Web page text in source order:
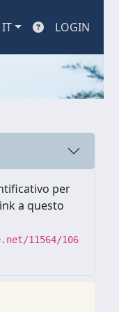
IT LOGIN
per
a questo
11564/106